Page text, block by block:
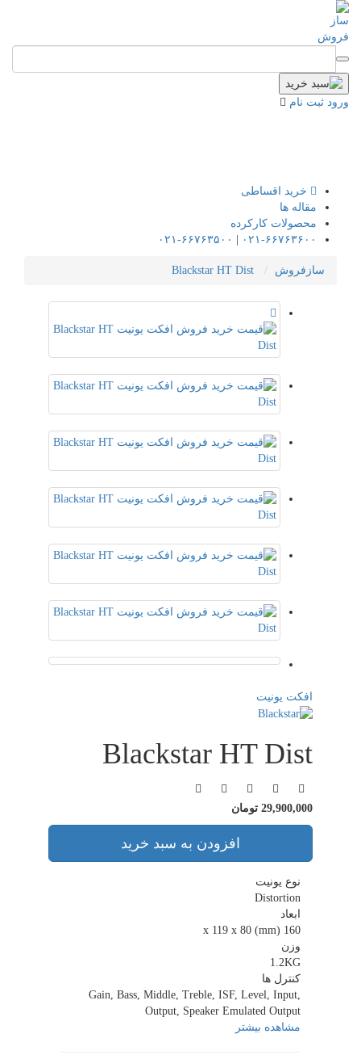
ورود ثبت نام
خرید اقساطی
مقاله ها
محصولات کارکرده
۰۲۱-۶۶۷۶۳۶۰۰
۰۲۱-۶۶۷۶۳۵۰۰
سازفروش Blackstar HT Dist
افکت یونیت
Blackstar HT Dist
29,900,000 تومان
افزودن به سبد خرید
نوع یونیت
Distortion
ابعاد
160 x 119 x 80 (mm)
وزن
1.2KG
کنترل ها
Gain, Bass, Middle, Treble, ISF, Level, Input,
Output, Speaker Emulated Output
مشاهده بیشتر